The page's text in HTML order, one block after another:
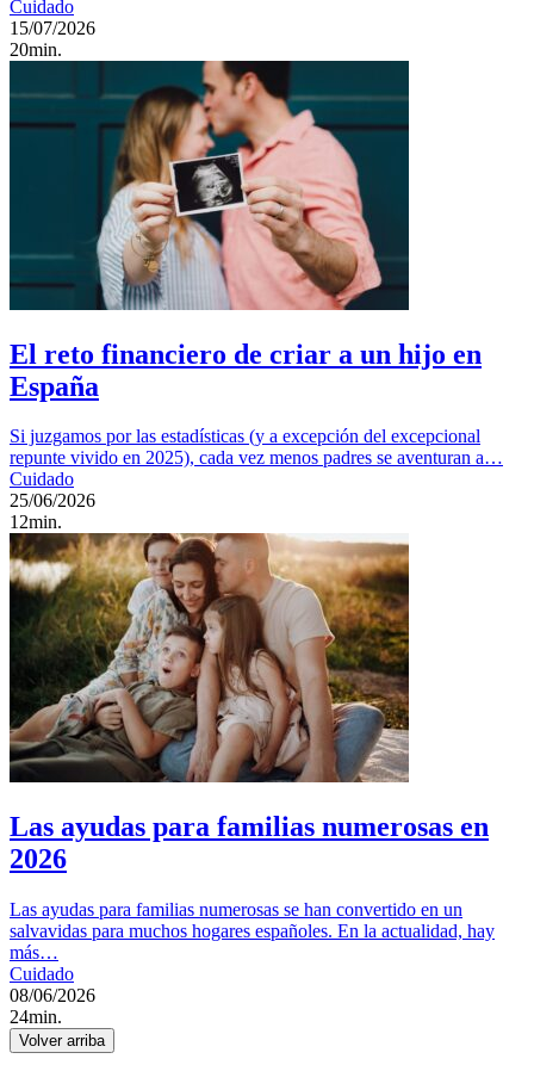
Cuidado
15/07/2026
20min.
El reto financiero de criar a un hijo en
España
Si juzgamos por las estadísticas (y a excepción del excepcional
repunte vivido en 2025), cada vez menos padres se aventuran a…
Cuidado
25/06/2026
12min.
Las ayudas para familias numerosas en
2026
Las ayudas para familias numerosas se han convertido en un
salvavidas para muchos hogares españoles. En la actualidad, hay
más…
Cuidado
08/06/2026
24min.
Volver arriba